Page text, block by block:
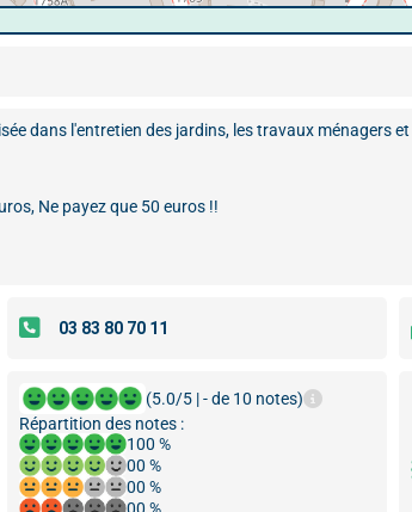
dans l'entretien des jardins, les travaux ménagers
Ne payez que 50 euros !!
(5.0/5 | - de 10 notes)
Répartition des notes :
100 %
00 %
00 %